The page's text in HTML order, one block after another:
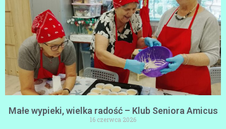
Małe wypieki, wielka radość – Klub Seniora Amicus
16 czerwca 2026